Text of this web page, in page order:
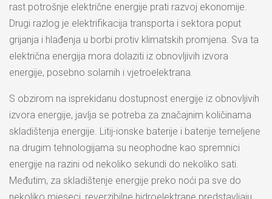
rast potrošnje električne energije prati razvoj ekonomije.
Drugi razlog je elektrifikacija transporta i sektora poput
grijanja i hlađenja u borbi protiv klimatskih promjena. Sva ta
električna energija mora dolaziti iz obnovljivih izvora
energije, posebno solarnih i vjetroelektrana.
S obzirom na isprekidanu dostupnost energije iz obnovljivih
izvora energije, javlja se potreba za značajnim količinama
skladištenja energije. Litij-ionske baterije i baterije temeljene
na drugim tehnologijama su neophodne kao spremnici
energije na razini od nekoliko sekundi do nekoliko sati.
Međutim, za skladištenje energije preko noći pa sve do